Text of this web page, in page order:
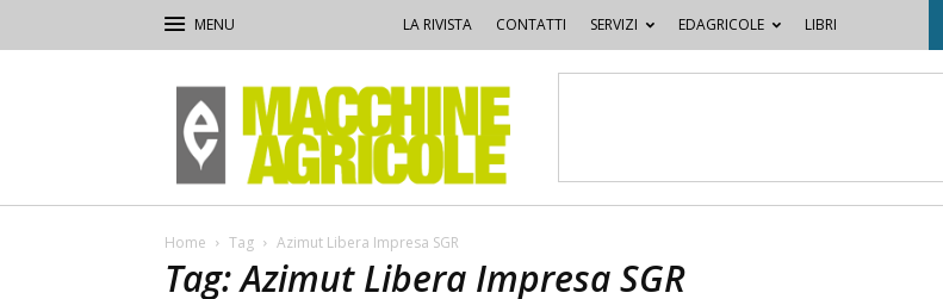
LA RIVISTA CONTATTI SERVIZI EDAGRICOLE LIBRI
Macchine
Agricole
Home Tag Azimut Libera Impresa SGR
Tag: Azimut Libera Impresa SGR